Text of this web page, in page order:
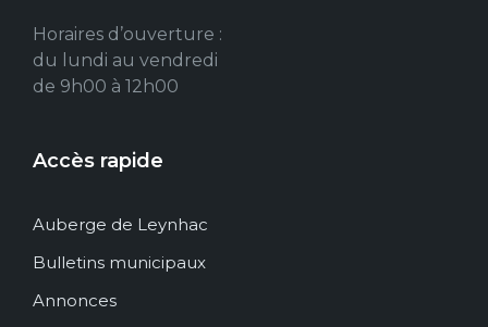
Horaires d’ouverture :
du lundi au vendredi
de 9h00 à 12h00
Accès rapide
Auberge de Leynhac
Bulletins municipaux
Annonces